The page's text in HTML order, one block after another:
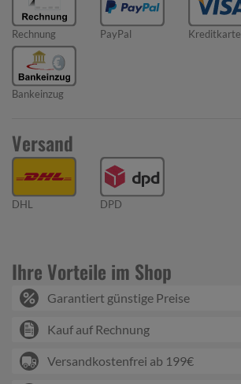
Rechnung PayPal Kreditkarte
Bankeinzug
Versand
DHL DPD
Ihre Vorteile im Shop
Garantiert günstige Preise
Kauf auf Rechnung
Versandkostenfrei ab 199€